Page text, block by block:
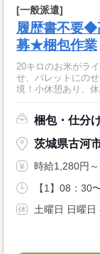
[一般派遣]
履歴書不要
募★梱包作業
20キロのお米がラ
せ、パレットにの
境！小休憩あり、休
梱包・仕分
茨城県古河
時給1,280円～
【1】08：30
土曜日 日曜日